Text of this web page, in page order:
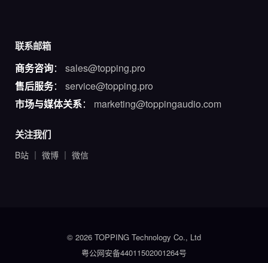
联系邮箱
商务咨询： sales@topping.pro
售后服务： service@topping.pro
市场与媒体关系： marketing@toppingaudio.com
关注我们
B站 ｜ 微博 ｜ 微信
© 2026 TOPPING Technology Co., Ltd
粤公网安备44011502001264号